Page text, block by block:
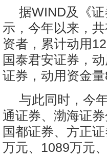
据WIND及《
示，今年以来，
资者，累计动用
国泰君安证券，
证券，动用资金量
与此同时，今
通证券、渤海证
国都证券、方正
万元、1089万元